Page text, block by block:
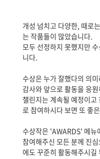
개성 넘치고 다양한, 때로
는 작품들이 많았습니다.
모두 선정하지 못했지만
니다.
수상은 누가 잘했다의 의
감사와 앞으로 활동을 응
챌린지는 계속될 예정이
로 참여하시다 보면 또 좋
수상작은 'AWARDS' 메뉴
참여해주신 모든 분께 진
에도 꾸준히 활동해주시길